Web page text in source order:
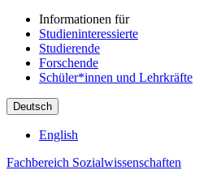
Informationen für
Studieninteressierte
Studierende
Forschende
Schüler*innen und Lehrkräfte
Deutsch
English
Fachbereich Sozialwissenschaften